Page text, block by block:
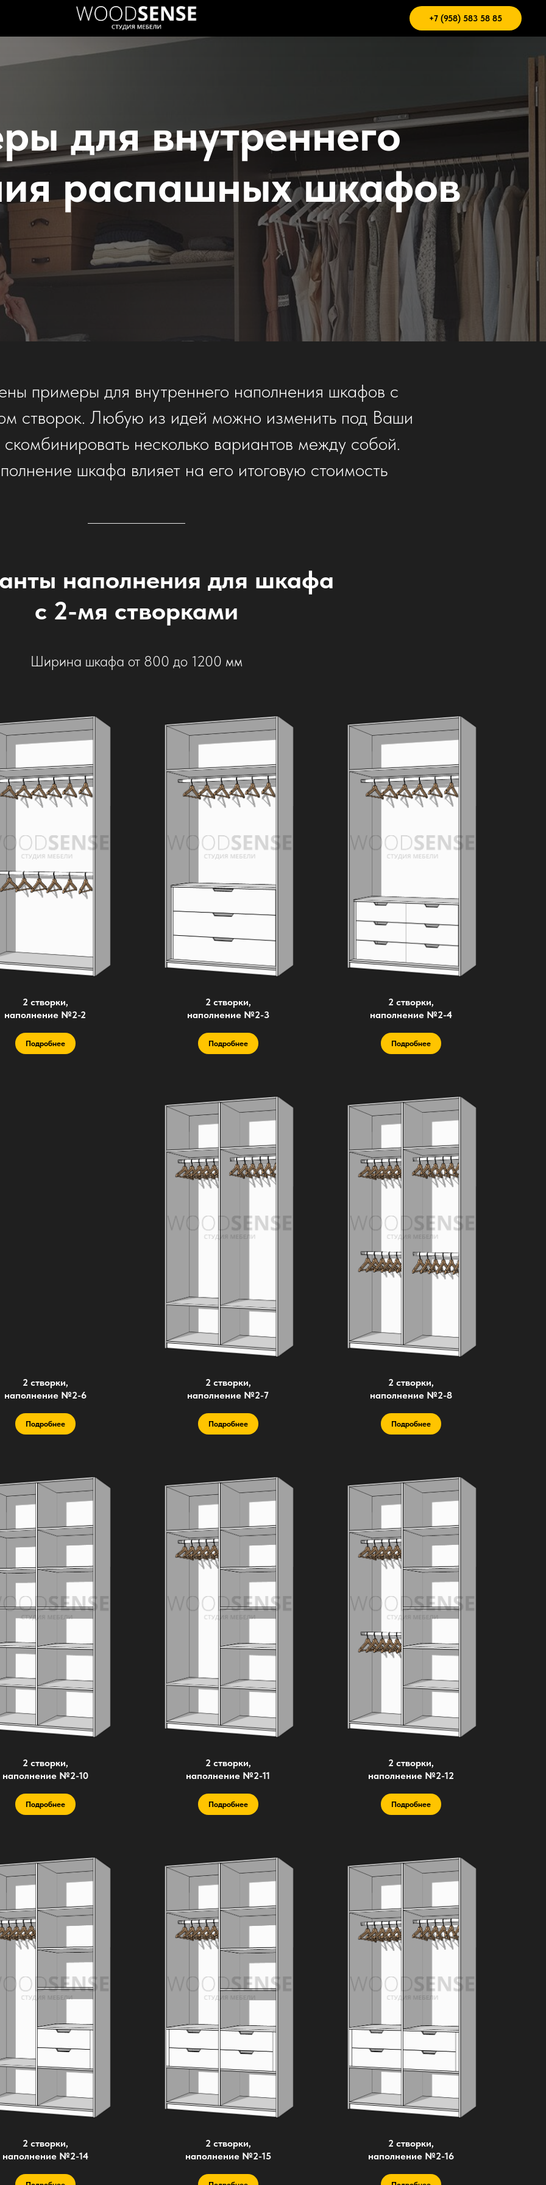
+7 (958) 583 58 85
для внутреннего
распашных шкафов
примеры для внутреннего наполнения шкафов с
створок. Любую из идей можно изменить под Ваши
несколько вариантов между собой.
шкафа влияет на его итоговую стоимость
наполнения для шкафа
с 2-мя створками
Ширина шкафа от 800 до 1200 мм
2 створки,
наполнение №2-2
Подробнее
2 створки,
наполнение №2-3
Подробнее
2 створки,
наполнение №2-4
Подробнее
2 створки,
наполнение №2-6
Подробнее
2 створки,
наполнение №2-7
Подробнее
2 створки,
наполнение №2-8
Подробнее
2 створки,
наполнение №2-10
Подробнее
2 створки,
наполнение №2-11
Подробнее
2 створки,
наполнение №2-12
Подробнее
2 створки,
наполнение №2-14
2 створки,
наполнение №2-15
2 створки,
наполнение №2-16